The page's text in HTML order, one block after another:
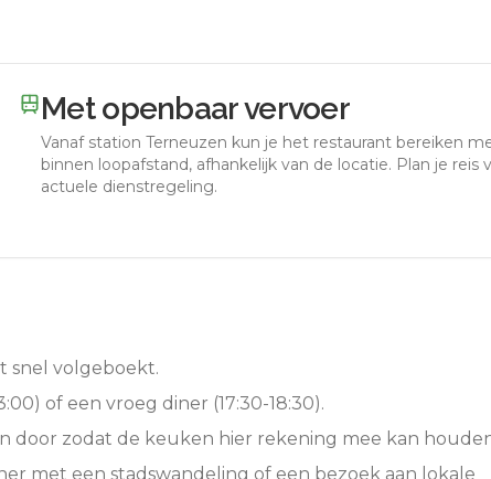
Met openbaar vervoer
Vanaf station Terneuzen kun je het restaurant bereiken
binnen loopafstand, afhankelijk van de locatie. Plan je reis
actuele dienstregeling.
snel volgeboekt.
of een vroeg diner (17:30-18:30).
door zodat de keuken hier rekening mee kan
met een stadswandeling of een bezoek aan lokale